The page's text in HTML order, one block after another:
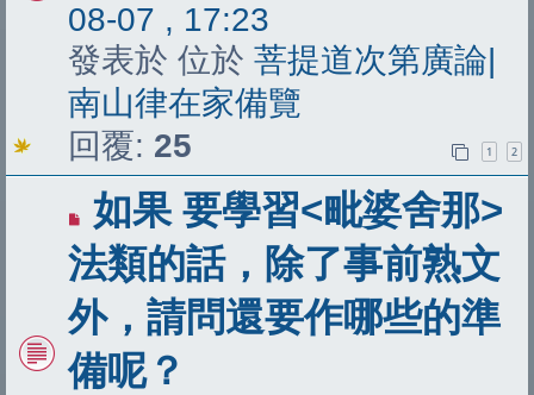
08-07 , 17:23
發表於 位於 菩提道次第廣論|
南山律在家備覽
回覆: 25 1 2
有
新
文
章
如果 要學習<毗婆舍那>
法類的話，除了事前熟文
外，請問還要作哪些的準
備呢？